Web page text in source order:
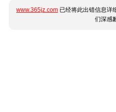
www.365jz.com 已经将此出错信息详
们深感